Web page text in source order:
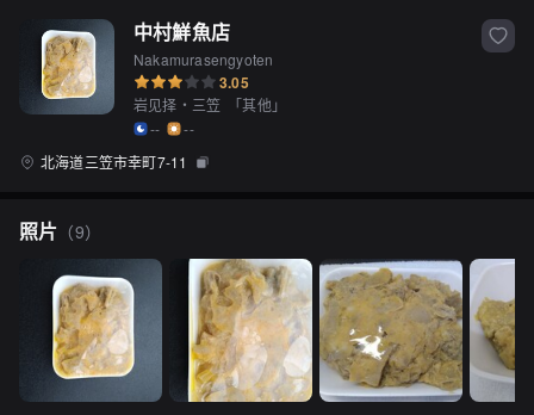
中村鮮魚店
Nakamurasengyoten
3.05
岩见择・三笠 「其他」
--
--
北海道三笠市幸町7-11
照片 （9）